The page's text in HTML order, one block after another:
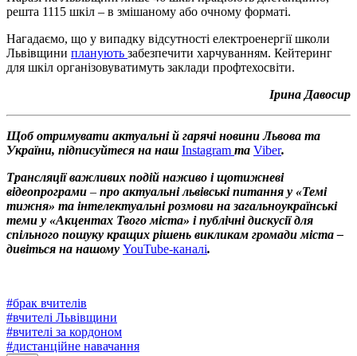
решта 1115 шкіл – в змішаному або очному форматі.
Нагадаємо, що у випадку відсутності електроенергії школи
Львівщини планують забезпечити харчуванням. Кейтеринг
для шкіл організовуватимуть заклади профтехосвіти.
Ірина Давосир
Щоб отримувати актуальні й гарячі новини Львова та
України, підписуйтеся на наш Instagram та Viber.
Трансляції важливих подій наживо і щотижневі
відеопрограми – про актуальні львівські питання у «Темі
тижня» та інтелектуальні розмови на загальноукраїнські
теми у «Акцентах Твого міста» і публічні дискусії для
спільного пошуку кращих рішень викликам громади міста –
дивіться на нашому YouTube-каналі.
#брак вчителів
#вчителі Львівщини
#вчителі за кордоном
#дистанційне навачання